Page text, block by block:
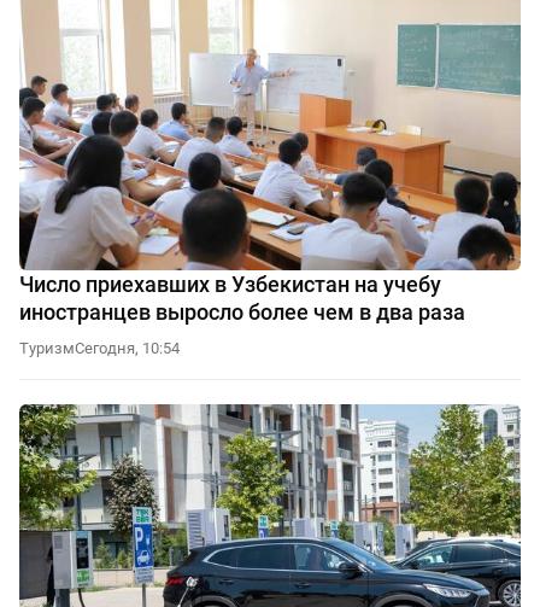
Число приехавших в Узбекистан на учебу
иностранцев выросло более чем в два раза
ТуризмСегодня, 10:54